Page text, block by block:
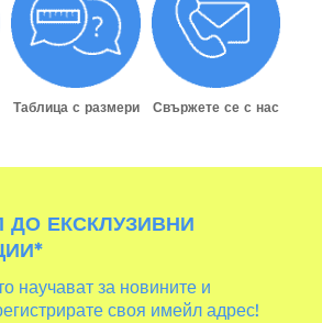
Таблица с размери Свържете се с нас
ДО ЕКСКЛУЗИВНИ
научават за новините и
своя имейл адрес!